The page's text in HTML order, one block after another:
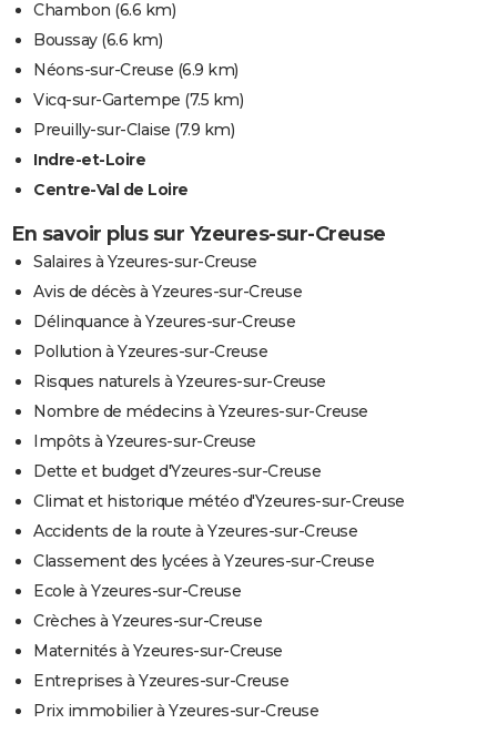
Chambon (6.6 km)
Boussay(6.6 km)
Néons-sur-Creuse (6.9 km)
Vicq-sur-Gartempe (7.5 km)
Preuilly-sur-Claise (7.9 km)
Indre-et-Loire
Centre-Val de Loire
En savoir plus sur Yzeures-sur-Creuse
Salaires à Yzeures-sur-Creuse
Avis de décès à Yzeures-sur-Creuse
Délinquance à Yzeures-sur-Creuse
Pollution à Yzeures-sur-Creuse
Risques naturels à Yzeures-sur-Creuse
Nombre de médecins à Yzeures-sur-Creuse
Impôts à Yzeures-sur-Creuse
Dette et budget d'Yzeures-sur-Creuse
Climat et historique météo d'Yzeures-sur-Creuse
Accidents de la route à Yzeures-sur-Creuse
Classement des lycées à Yzeures-sur-Creuse
Ecole à Yzeures-sur-Creuse
Crèches à Yzeures-sur-Creuse
Maternités à Yzeures-sur-Creuse
Entreprises à Yzeures-sur-Creuse
Prix immobilier à Yzeures-sur-Creuse